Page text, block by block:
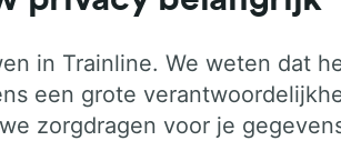
in Trainline. We weten dat
een grote
zorgdragen voor je